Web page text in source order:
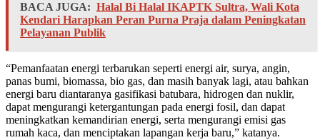
BACA JUGA: Halal Bi Halal IKAPTK Sultra, Wali Kota
Kendari Harapkan Peran Purna Praja dalam Peningkatan
Pelayanan Publik
“Pemanfaatan energi terbarukan seperti energi air, surya, angin,
panas bumi, biomassa, bio gas, dan masih banyak lagi, atau bahkan
energi baru diantaranya gasifikasi batubara, hidrogen dan nuklir,
dapat mengurangi ketergantungan pada energi fosil, dan dapat
meningkatkan kemandirian energi, serta mengurangi emisi gas
rumah kaca, dan menciptakan lapangan kerja baru,” katanya.